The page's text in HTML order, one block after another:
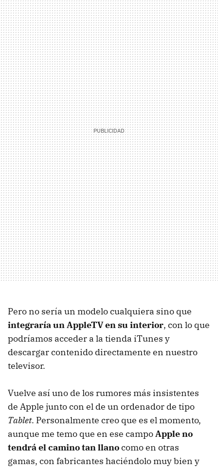
Pero no sería un modelo cualquiera sino que
integraría un AppleTV en su interior, con lo que
podríamos acceder a la tienda iTunes y
descargar contenido directamente en nuestro
televisor.
Vuelve así uno de los rumores más insistentes
de Apple junto con el de un ordenador de tipo
Tablet. Personalmente creo que es el momento,
aunque me temo que en ese campoApple no
tendrá el camino tan llanocomo en otras
gamas, con fabricantes haciéndolo muy bien y